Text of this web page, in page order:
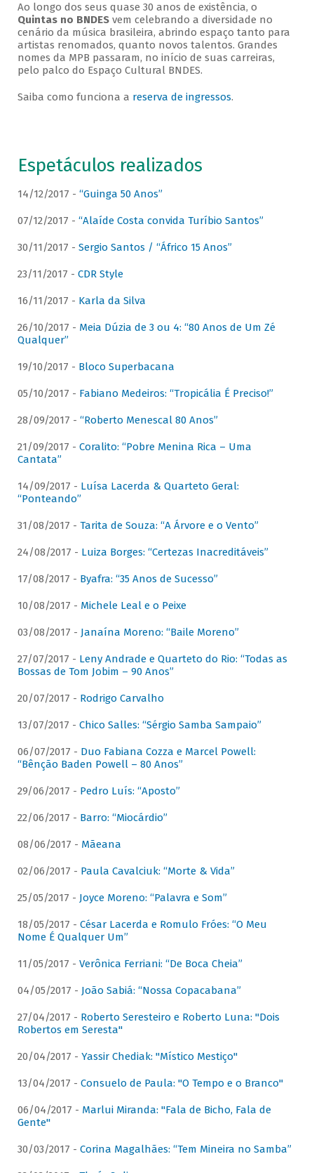
Ao longo dos seus quase 30 anos de existência, o
Quintas no BNDESvem celebrando a diversidade no
cenário da música brasileira, abrindo espaço tanto para
artistas renomados, quanto novos talentos. Grandes
nomes da MPB passaram, no início de suas carreiras,
pelo palco do Espaço Cultural BNDES.
Saiba como funciona a reserva de ingressos.
Espetáculos realizados
14/12/2017 - “Guinga 50 Anos”
07/12/2017 - “Alaíde Costa convida Turíbio Santos”
30/11/2017 - Sergio Santos / “Áfrico 15 Anos”
23/11/2017 - CDR Style
16/11/2017 - Karla da Silva
26/10/2017 - Meia Dúzia de 3 ou 4: “80 Anos de Um Zé
Qualquer”
19/10/2017 - Bloco Superbacana
05/10/2017 - Fabiano Medeiros: “Tropicália É Preciso!”
28/09/2017 - “Roberto Menescal 80 Anos”
21/09/2017 - Coralito: “Pobre Menina Rica – Uma
Cantata”
14/09/2017 - Luísa Lacerda & Quarteto Geral:
“Ponteando”
31/08/2017 - Tarita de Souza: “A Árvore e o Vento”
24/08/2017 - Luiza Borges: “Certezas Inacreditáveis”
17/08/2017 - Byafra: “35 Anos de Sucesso”
10/08/2017 - Michele Leal e o Peixe
03/08/2017 - Janaína Moreno: “Baile Moreno”
27/07/2017 - Leny Andrade e Quarteto do Rio: “Todas as
Bossas de Tom Jobim – 90 Anos”
20/07/2017 - Rodrigo Carvalho
13/07/2017 - Chico Salles: “Sérgio Samba Sampaio”
06/07/2017 - Duo Fabiana Cozza e Marcel Powell:
“Bênção Baden Powell – 80 Anos”
29/06/2017 - Pedro Luís: “Aposto”
22/06/2017 - Barro: “Miocárdio”
08/06/2017 - Mãeana
02/06/2017 - Paula Cavalciuk: “Morte & Vida”
25/05/2017 - Joyce Moreno: “Palavra e Som”
18/05/2017 - César Lacerda e Romulo Fróes: “O Meu
Nome É Qualquer Um”
11/05/2017 - Verônica Ferriani: “De Boca Cheia”
04/05/2017 - João Sabiá: “Nossa Copacabana”
27/04/2017 - Roberto Seresteiro e Roberto Luna: "Dois
Robertos em Seresta"
20/04/2017 - Yassir Chediak: "Místico Mestiço"
13/04/2017 - Consuelo de Paula: "O Tempo e o Branco"
06/04/2017 - Marlui Miranda: "Fala de Bicho, Fala de
Gente"
30/03/2017 - Corina Magalhães: “Tem Mineira no Samba”